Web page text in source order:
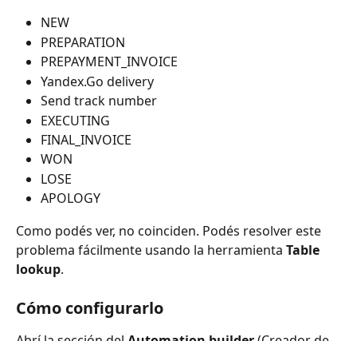
NEW
PREPARATION
PREPAYMENT_INVOICE
Yandex.Go delivery
Send track number
EXECUTING
FINAL_INVOICE
WON
LOSE
APOLOGY
Como podés ver, no coinciden. Podés resolver este
problema fácilmente usando la herramienta Table
lookup.
Cómo configurarlo